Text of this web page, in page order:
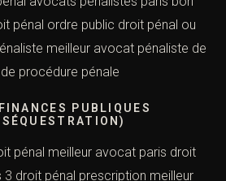
droit pénal paris avocats
PÉNAL PARIS‎
avocats pénalistes paris bon
pénal ordre public droit pénal ou
meilleur avocat pénaliste
de procédure pénale